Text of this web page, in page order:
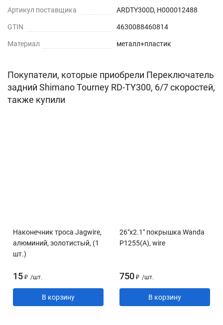
Артикул поставщика ARDTY300D, H000012488
GTIN 4630088460814
Материал металл+пластик
Покупатели, которые приобрели Переключатель
задний Shimano Tourney RD-TY300, 6/7 скоростей,
также купили
Наконечник троса Jagwire,
алюминий, золотистый, (1
шт.)
15 ₽ /шт.
В корзину
26"x2.1" покрышка Wanda
P1255(A), wire
750 ₽ /шт.
В корзину